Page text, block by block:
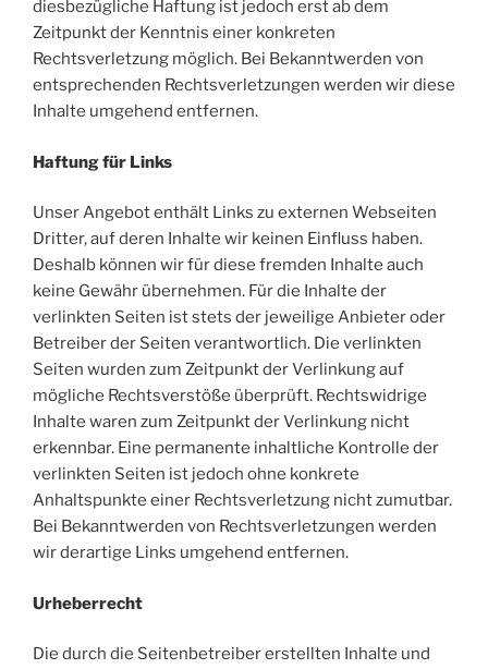
diesbezügliche Haftung ist jedoch erst ab dem
Zeitpunkt der Kenntnis einer konkreten
Rechtsverletzung möglich. Bei Bekanntwerden von
entsprechenden Rechtsverletzungen werden wir diese
Inhalte umgehend entfernen.
Haftung für Links
Unser Angebot enthält Links zu externen Webseiten
Dritter, auf deren Inhalte wir keinen Einfluss haben.
Deshalb können wir für diese fremden Inhalte auch
keine Gewähr übernehmen. Für die Inhalte der
verlinkten Seiten ist stets der jeweilige Anbieter oder
Betreiber der Seiten verantwortlich. Die verlinkten
Seiten wurden zum Zeitpunkt der Verlinkung auf
mögliche Rechtsverstöße überprüft. Rechtswidrige
Inhalte waren zum Zeitpunkt der Verlinkung nicht
erkennbar. Eine permanente inhaltliche Kontrolle der
verlinkten Seiten ist jedoch ohne konkrete
Anhaltspunkte einer Rechtsverletzung nicht zumutbar.
Bei Bekanntwerden von Rechtsverletzungen werden
wir derartige Links umgehend entfernen.
Urheberrecht
Die durch die Seitenbetreiber erstellten Inhalte und